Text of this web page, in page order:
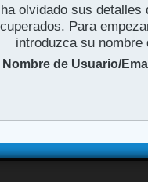
olvidado sus
Para
introduzca su
Nombre de Usuario/